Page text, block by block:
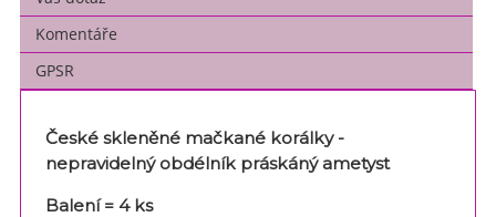
Komentáře
GPSR
České skleněné mačkané korálky -
nepravidelný obdélník práskáný ametyst
Balení = 4 ks